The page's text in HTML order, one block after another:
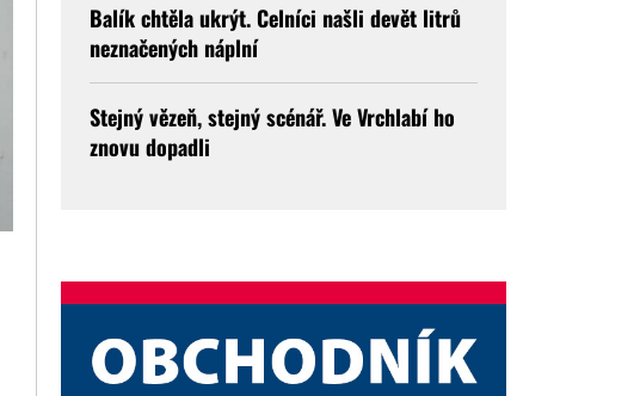
Balík chtěla ukrýt. Celníci našli devět litrů
neznačených náplní
Stejný vězeň, stejný scénář. Ve Vrchlabí ho
znovu dopadli